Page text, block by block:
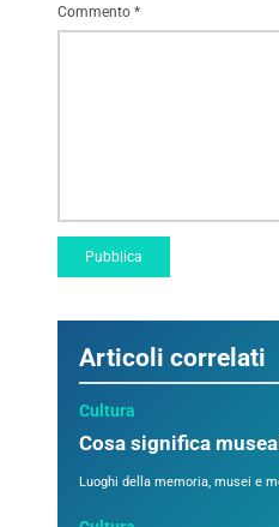
Articoli correlati
Cultura
Cosa significa
Luoghi della memoria, musei e
Commento *